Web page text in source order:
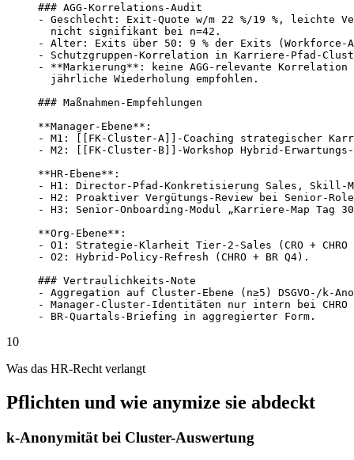
### AGG-Korrelations-Audit
- Geschlecht: Exit-Quote w/m 22 %/19 %, leichte
  nicht signifikant bei n=42.
- Alter: Exits über 50: 9 % der Exits
- Schutzgruppen-Korrelation in Karriere-Pfad-
- **Markierung**: keine AGG-relevante Korrelation
  jährliche Wiederholung empfohlen.
### Maßnahmen-Empfehlungen
**Manager-Ebene**:
- M1: [[FK-Cluster-A]]-Coaching strategischer
- M2: [[FK-Cluster-B]]-Workshop Hybrid-
**HR-Ebene**:
- H1: Director-Pfad-Konkretisierung Sales, Skill-
- H2: Proaktiver Vergütungs-Review bei Senior-
- H3: Senior-Onboarding-Modul „Karriere-Map Tag
**Org-Ebene**:
- O1: Strategie-Klarheit Tier-2-Sales (CRO + CHRO
- O2: Hybrid-Policy-Refresh (CHRO + BR Q4).
### Vertraulichkeits-Note
- Aggregation auf Cluster-Ebene (n≥5) DSGVO-/k-
- Manager-Cluster-Identitäten nur intern bei CHRO
- BR-Quartals-Briefing in aggregierter Form.
10
Was das HR-Recht verlangt
Pflichten und wie anymize sie abdeckt
k-Anonymität bei Cluster-Auswertung